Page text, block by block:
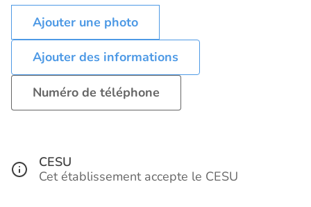
Ajouter des informations
Numéro de téléphone
CESU
Cet établissement accepte le CESU